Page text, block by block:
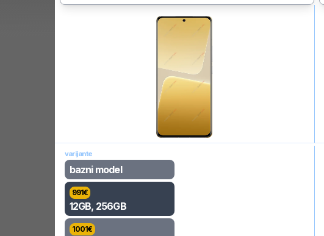
varijante
bazni model
991€
12GB, 256GB
1001€